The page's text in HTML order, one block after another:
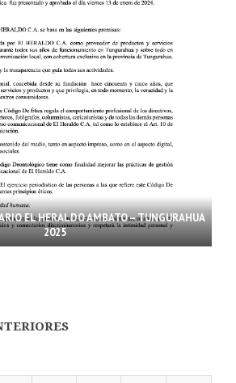
EL HERALDO AMBATO – TUNGURAHUA
2025